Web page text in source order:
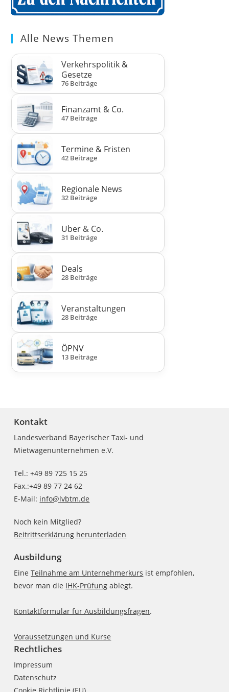
Alle News Themen
Verkehrspolitik &
Gesetze
76 Beiträge
Finanzamt & Co.
47 Beiträge
Termine & Fristen
42 Beiträge
Regionale News
32 Beiträge
Uber & Co.
31 Beiträge
Deals
28 Beiträge
Veranstaltungen
28 Beiträge
ÖPNV
13 Beiträge
Kontakt
Landesverband Bayerischer Taxi- und
Mietwagenunternehmen e.V.
Tel.: +49 89 725 15 25
Fax.:+49 89 77 24 62
E-Mail: info@lvbtm.de
Noch kein Mitglied?
Beitrittserklärung herunterladen
Ausbildung
EineTeilnahme am Unternehmerkurs ist empfohlen,
bevor man die IHK-Prüfung ablegt.
Kontaktformular für Ausbildungsfragen.
Voraussetzungen und Kurse
Rechtliches
Impressum
Datenschutz